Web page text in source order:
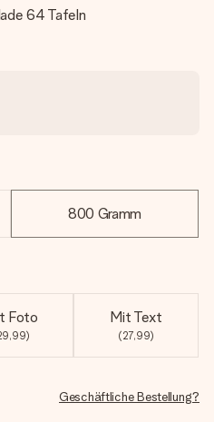
64 Tafeln
800 Gramm
Foto Mit Text
(27,99)
Geschäftliche Bestellung?